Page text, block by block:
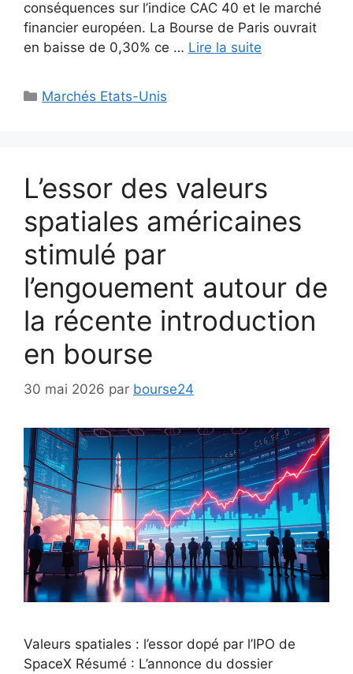
conséquences sur l’indice CAC 40 et le marché
financier européen. La Bourse de Paris ouvrait
en baisse de 0,30% ce … Lire la suite
Catégories
Marchés Etats-Unis
L’essor des valeurs
spatiales américaines
stimulé par
l’engouement autour de
la récente introduction
en bourse
30 mai 2026 par bourse24
Valeurs spatiales : l’essor dopé par l’IPO de
SpaceX Résumé : L’annonce du dossier